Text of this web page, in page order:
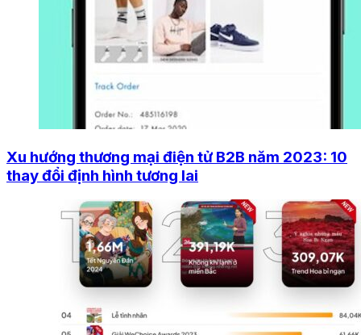
Xu hướng thương mại điện tử B2B năm 2023: 10
thay đổi định hình tương lai